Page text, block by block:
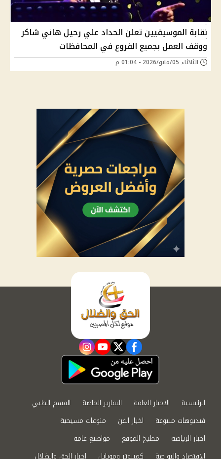
نقابة الموسيقيين تعلن الحداد علي رحيل هاني شاكر
ووقف العمل بجميع الفروع في المحافظات
الثلاثاء 05/مايو/2026 - 01:04 م
facebook
twitter
youtube
instagram
الرئيسية الاخبار العامة التقارير الخاصة
القسم الطبي
فيديوهات متنوعة
اخبار الفن
منوعات مسيحية
اخبار الرياضة
مطبخ الموقع
مواضيع عامة
الاقتصاد والبورصة
كمبيوتر وموبايل اخبار الحق والضلال